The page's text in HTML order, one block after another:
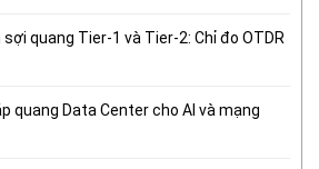
quang Tier-1 và Tier-2: Chỉ đo OTDR
quang Data Center cho AI và mạng